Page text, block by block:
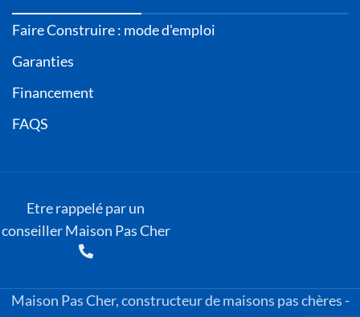
Faire Construire : mode d'emploi
Garanties
Financement
FAQS
Etre rappelé par un
conseiller Maison Pas Cher
Maison Pas Cher, constructeur de maisons pas chères -